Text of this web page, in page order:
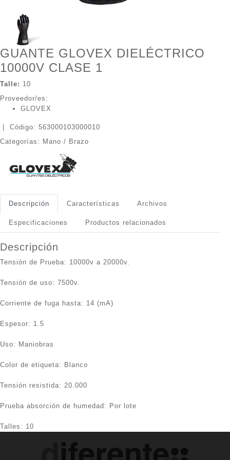
GUANTE GLOVEX DIELÉCTRICO
10000V CLASE 1
Talle: 10
Proveedor/es:
GLOVEX
Código: 563000103000010
Categorías: Mano / Brazo
Descripción Características Archivos
Especificaciones Productos relacionados
Descripción
Tensión de Prueba: 10000v a 20000v.
Tensión de uso: 7500v.
Corriente de fuga hasta: 14 (mA)
Espesor: 1.5
Uso: Maniobras
Color de etiqueta: Blanco
Tensión resistida: 20.000
Prueba absorción de humedad: Por lote
Talles: 10